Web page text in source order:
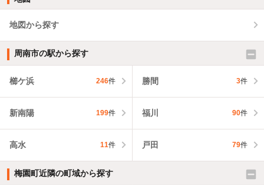
地図から探す
周南市の駅から探す
櫛ケ浜 246件 勝間 3件
新南陽 199件 福川 90件
高水 11件 戸田 79件
梅園町近隣の町域から探す